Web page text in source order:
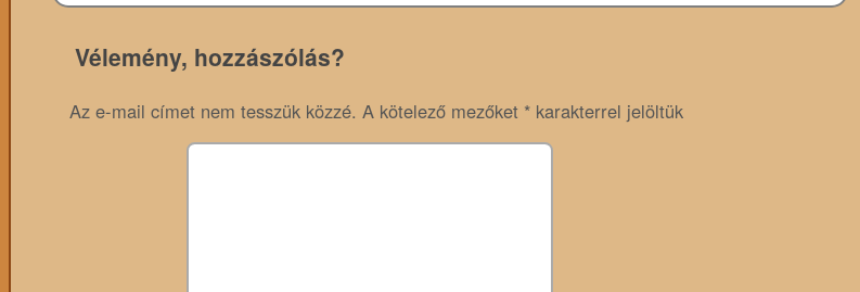
Vélemény, hozzászólás?
Az e-mail címet nem tesszük közzé. A kötelező mezőket * karakterrel jelöltük